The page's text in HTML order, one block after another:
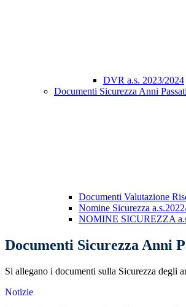
DVR a.s. 2023/2024
Documenti Sicurezza Anni Passati
Documenti Valutazione
Nomine Sicurezza
NOMINE SICUREZZA
Documenti Sicurezza Anni
Si allegano i documenti sulla Sicurezza degli
Notizie